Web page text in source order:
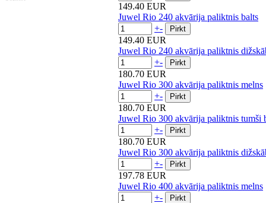
149.40 EUR
Juwel Rio 240 akvārija paliktnis balts
+-
149.40 EUR
Juwel Rio 240 akvārija paliktnis
+-
180.70 EUR
Juwel Rio 300 akvārija paliktnis melns
+-
180.70 EUR
Juwel Rio 300 akvārija paliktnis tumši
+-
180.70 EUR
Juwel Rio 300 akvārija paliktnis
+-
197.78 EUR
Juwel Rio 400 akvārija paliktnis melns
+-